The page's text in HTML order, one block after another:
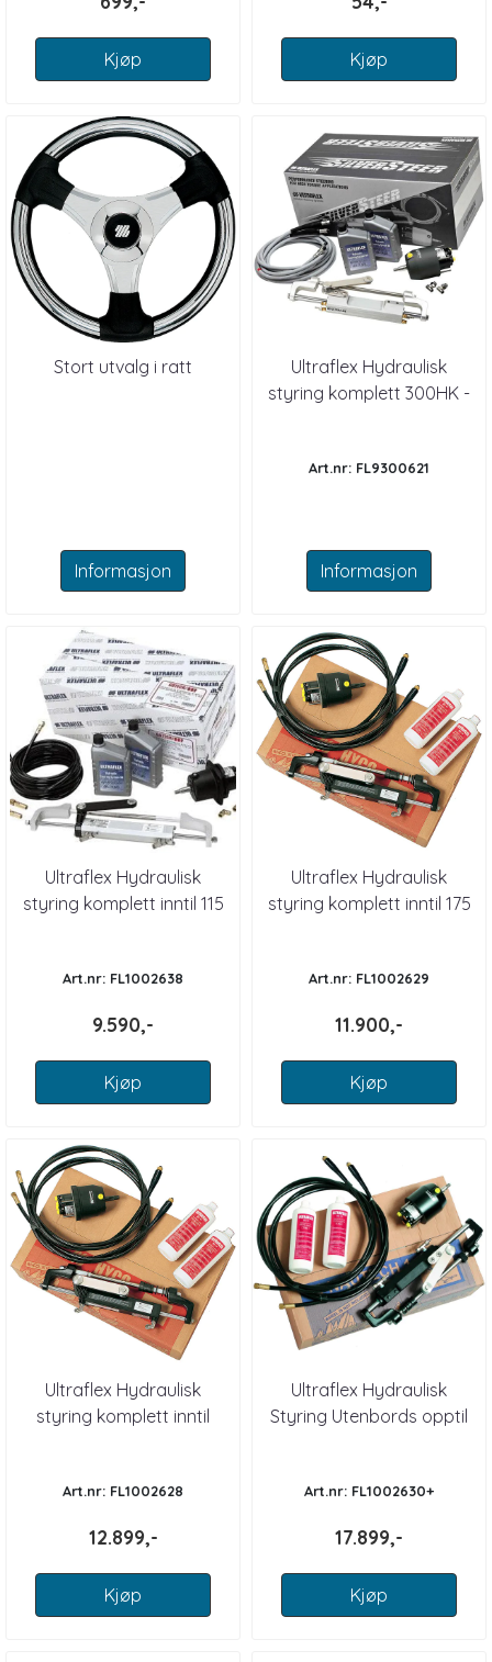
Kjøp Kjøp
Stort utvalg i ratt
Informasjon
Ultraflex Hydraulisk
styring komplett 300HK -
Art.nr: FL9300621
Informasjon
Ultraflex Hydraulisk
styring komplett inntil 115
Art.nr: FL1002638
9.590,-
Kjøp
Ultraflex Hydraulisk
styring komplett inntil 175
Art.nr: FL1002629
11.900,-
Kjøp
Ultraflex Hydraulisk
styring komplett inntil
Art.nr: FL1002628
12.899,-
Kjøp
Ultraflex Hydraulisk
Styring Utenbords opptil
Art.nr: FL1002630+
17.899,-
Kjøp